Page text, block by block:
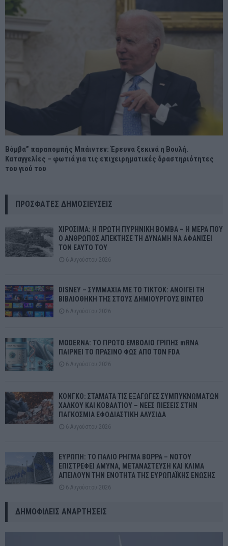
Βόμβα” παραπομπής Μπάιντεν: Έρευνα ξεκινά η Βουλή.
Καταγγελίες – φωτιά για τις επιχειρηματικές δραστηριότητες
του γιού του
ΠΡΌΣΦΑΤΕΣ ΔΗΜΟΣΙΕΎΣΕΙΣ
ΧΙΡΟΣΙΜΑ: Η ΠΡΩΤΗ ΠΥΡΗΝΙΚΗ ΒΟΜΒΑ – Η ΜΕΡΑ ΠΟΥ
Ο ΑΝΘΡΩΠΟΣ ΑΠΕΚΤΗΣΕ ΤΗ ΔΥΝΑΜΗ ΝΑ ΑΦΑΝΙΣΕΙ
ΤΟΝ ΕΑΥΤΟ ΤΟΥ
6 Αυγούστου 2026
DISNEY – ΣΥΜΜΑΧΙΑ ΜΕ ΤΟ TIKTOK: ΑΝΟΙΓΕΙ ΤΗ
ΒΙΒΛΙΟΘΗΚΗ ΤΗΣ ΣΤΟΥΣ ΔΗΜΙΟΥΡΓΟΥΣ ΒΙΝΤΕΟ
6 Αυγούστου 2026
MODERNA: ΤΟ ΠΡΩΤΟ ΕΜΒΟΛΙΟ ΓΡΙΠΗΣ mRNA
ΠΑΙΡΝΕΙ ΤΟ ΠΡΑΣΙΝΟ ΦΩΣ ΑΠΟ ΤΟΝ FDA
6 Αυγούστου 2026
ΚΟΝΓΚΟ: ΣΤΑΜΑΤΑ ΤΙΣ ΕΞΑΓΩΓΕΣ ΣΥΜΠΥΚΝΩΜΑΤΩΝ
ΧΑΛΚΟΥ ΚΑΙ ΚΟΒΑΛΤΙΟΥ – ΝΕΕΣ ΠΙΕΣΕΙΣ ΣΤΗΝ
ΠΑΓΚΟΣΜΙΑ ΕΦΟΔΙΑΣΤΙΚΗ ΑΛΥΣΙΔΑ
6 Αυγούστου 2026
ΕΥΡΩΠΗ: ΤΟ ΠΑΛΙΟ ΡΗΓΜΑ ΒΟΡΡΑ – ΝΟΤΟΥ
ΕΠΙΣΤΡΕΦΕΙ ΑΜΥΝΑ, ΜΕΤΑΝΑΣΤΕΥΣΗ ΚΑΙ ΚΛΙΜΑ
ΑΠΕΙΛΟΥΝ ΤΗΝ ΕΝΟΤΗΤΑ ΤΗΣ ΕΥΡΩΠΑΪΚΗΣ ΕΝΩΣΗΣ
6 Αυγούστου 2026
ΔΗΜΟΦΙΛΕΊΣ ΑΝΑΡΤΉΣΕΙΣ